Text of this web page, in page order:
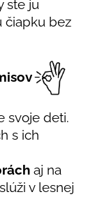
ste ju
čiapku bez
svoje deti.
s ich
aj na
v lesnej